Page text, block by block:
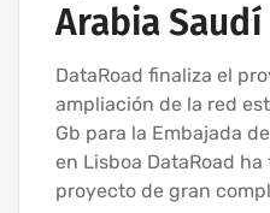
Arabia
DataRoad finaliza el
ampliación de la red
Gb para la Embajada
en Lisboa DataRoad
proyecto de gran